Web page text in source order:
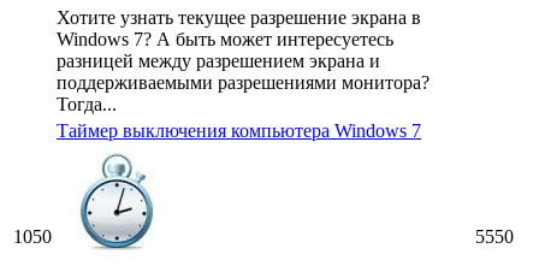
Хотите узнать текущее разрешение экрана в
Windows 7? А быть может интересуетесь
разницей между разрешением экрана и
поддерживаемыми разрешениями монитора?
Тогда...
1050
Таймер выключения компьютера Windows 7
5550